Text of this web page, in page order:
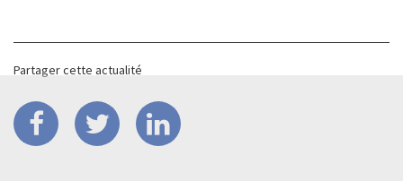
Partager cette actualité